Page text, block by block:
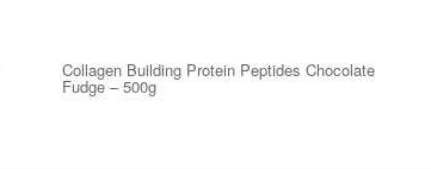
Collagen Building Protein Peptides Chocolate
Fudge – 500g